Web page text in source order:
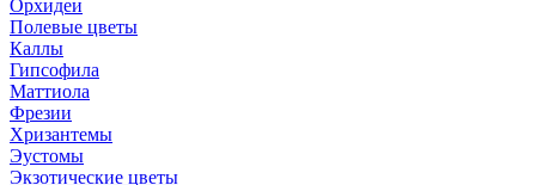
Орхидеи
Полевые цветы
Каллы
Гипсофила
Маттиола
Фрезии
Хризантемы
Эустомы
Экзотические цветы